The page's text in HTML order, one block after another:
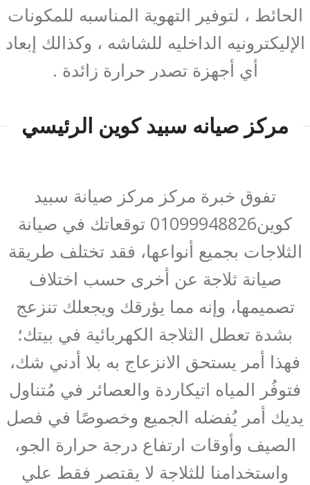
الحائط ، لتوفير التهوية المناسبه للمكونات
الإليكترونيه الداخليه للشاشه ، وكذالك إبعاد
أي أجهزة تصدر حرارة زائدة .
مركز صيانه سبيد كوين الرئيسي
تفوق خبرة مركز مركز صيانة سبيد
كوين01099948826 توقعاتك في صيانة
الثلاجات بجميع أنواعها، فقد تختلف طريقة
صيانة ثلاجة عن أخرى حسب اختلاف
تصميمها، وإنه مما يؤرقك ويجعلك تنزعج
بشدة تعطل الثلاجة الكهربائية في بيتك؛
فهذا أمر يستحق الانزعاج به بلا أدني شك،
فتوفُر المياه اتيكاردة والعصائر في مُتناول
يديك أمر يُفضله الجميع وخصوصًا في فصل
الصيف وأوقات ارتفاع درجة حرارة الجو،
واستخدامنا للثلاجة لا يقتصر فقط علي